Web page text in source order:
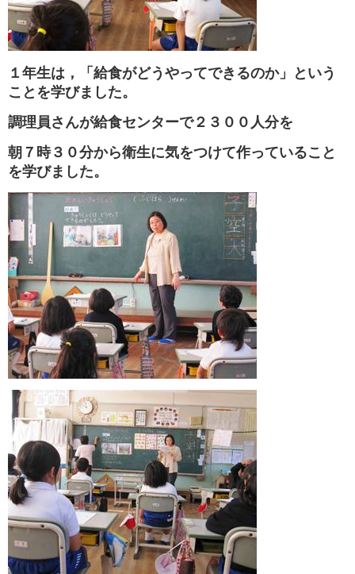
１年生は，「給食がどうやってできるのか」という
ことを学びました。
調理員さんが給食センターで２３００人分を
朝７時３０分から衛生に気をつけて作っていること
を学びました。